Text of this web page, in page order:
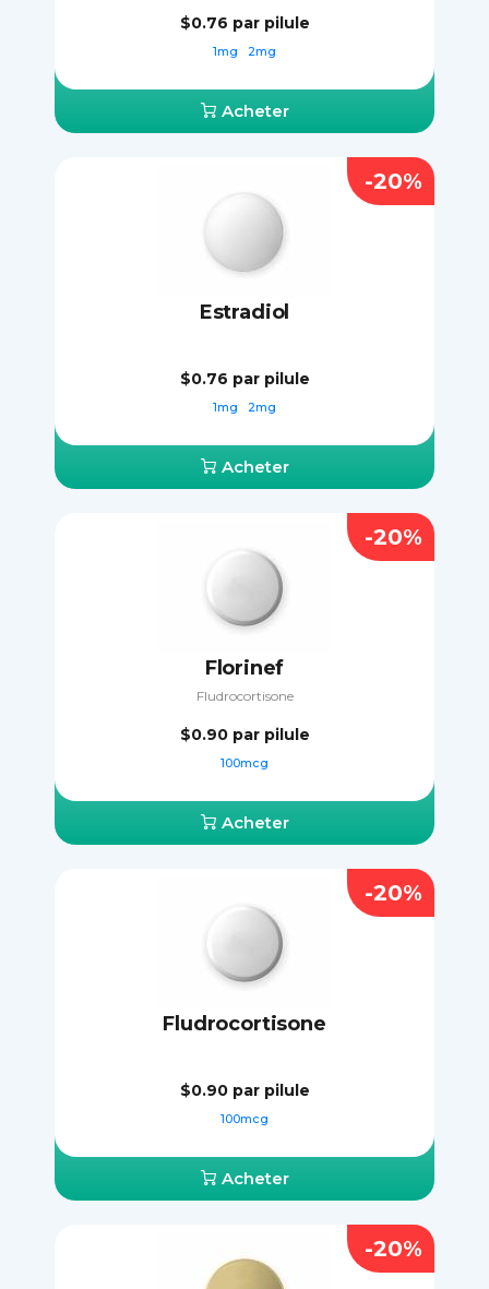
$0.76 par pilule
1mg 2mg
Acheter
Estradiol
$0.76 par pilule
1mg 2mg
Acheter
-20%
Florinef
Fludrocortisone
$0.90 par pilule
100mcg
Acheter
-20%
Fludrocortisone
$0.90 par pilule
100mcg
Acheter
-20%
-20%